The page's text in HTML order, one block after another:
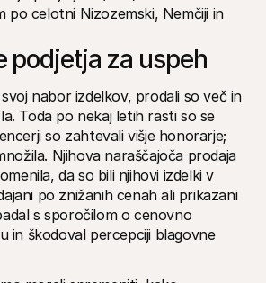
po celotni Nizozemski, Nemčiji in
podjetja za uspeh
nabor izdelkov, prodali so več in
Toda po nekaj letih rasti so se
so zahtevali višje honorarje;
Njihova naraščajoča prodaja
da so bili njihovi izdelki v
po znižanih cenah ali prikazani
s sporočilom o cenovno
in škodoval percepciji blagovne